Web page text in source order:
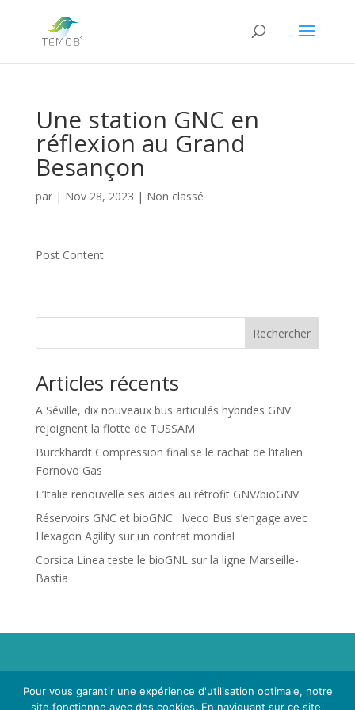
Une station GNC en
réflexion au Grand
Besançon
par | Nov 28, 2023 | Non classé
Post Content
Rechercher
Articles récents
A Séville, dix nouveaux bus articulés hybrides GNV
rejoignent la flotte de TUSSAM
Burckhardt Compression finalise le rachat de l’italien
Fornovo Gas
L’Italie renouvelle ses aides au rétrofit GNV/bioGNV
Réservoirs GNC et bioGNC : Iveco Bus s’engage avec
Hexagon Agility sur un contrat mondial
Corsica Linea teste le bioGNL sur la ligne Marseille-
Bastia
Propriété de Territoire d'Energie Lot-et-Garonne. Voir
Mentions LégalesetPolitique de Confidentialité.
Pour vous garantir une expérience d'utilisation optimale, notre
site fonctionne avec des cookies. En naviguant sur ce site,